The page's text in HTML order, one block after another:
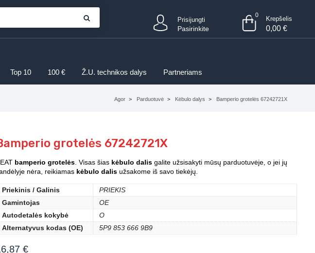
Prisijungti
Pasirinkite
0 Krepšelis
0,00 €
Top 10 100 € Ž.U. technikos dalys Partneriams
Agor Parduotuvė Kėbulo dalys Bamperio grotelės 67242721X
grotelės 67242721X
bamperio grotelės . Visas šias kėbulo dalis galite užsisakyti mūsų parduotuvėje, o jei jų
nėra, reikiamas kėbulo dalis užsakome iš savo tiekėjų.
Priekinis / Galinis
PRIEKIS
Gamintojas
OE
Autodetalės kokybė
O
Alternatyvus kodas (OE)
5P9 853 666 9B9
€